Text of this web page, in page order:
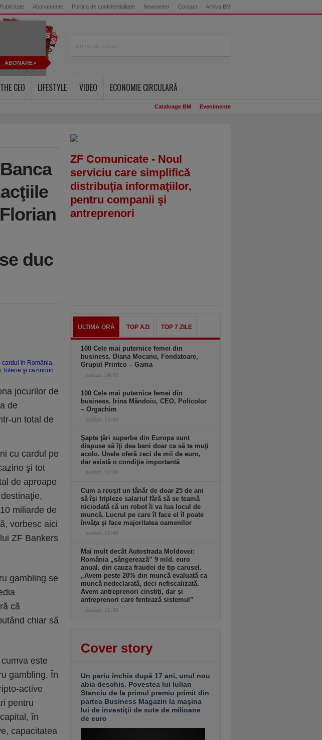
Publicitate Abonamente Politica de confidentialitate Newsletter Contact Arhiva BM
ABONARE
CEO LIFESTYLE VIDEO
ECONOMIE CIRCULARĂ
Cataloage BM Evenimente
duc
jocurilor de
de
un total de
cu cardul pe
şi tot
de aproape
miliarde de
vorbesc aici
ZF Bankers
gambling se
că
chiar să
este
gambling. În
active
pentru
în
capacitatea
ZF Comunicate - Noul
serviciu care simplifică
distribuţia informaţiilor,
pentru companii şi
antreprenori
ULTIMA ORĂ TOP AZI TOP 7 ZILE
100 Cele mai puternice femei din
business. Diana Mocanu, Fondatoare,
Grupul Printco – Gama
astăzi, 14:00
100 Cele mai puternice femei din
business. Irina Măndoiu, CEO, Policolor
– Orgachim
astăzi, 13:00
Şapte ţări superbe din Europa sunt
dispuse să îţi dea bani doar ca să te muţi
acolo. Unele oferă zeci de mii de euro,
dar există o condiţie importantă
astăzi, 12:00
Cum a reuşit un tânăr de doar 25 de ani
să îşi tripleze salariul fără să se teamă
niciodată că un robot îi va lua locul de
muncă. Lucrul pe care îl face el îl poate
învăţa şi face majoritatea oamenilor
astăzi, 10:40
Mai mult decât Autostrada Moldovei:
România „sângerează” 9 mld. euro
anual. din cauza fraudei de tip carusel.
„Avem peste 20% din muncă evaluată ca
muncă nedeclarată, deci nefiscalizată.
Avem antreprenori cinstiţi, dar şi
antreprenori care fentează sistemul”
astăzi, 10:38
Cover story
Un pariu închis după 17 ani, unul nou
abia deschis. Povestea lui Iulian
Stanciu de la primul premiu primit din
partea Business Magazin la maşina
lui de investiţii de sute de milioane
de euro